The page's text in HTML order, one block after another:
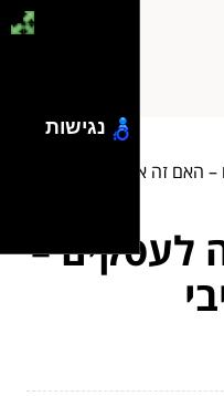
האם זה אפקטיבי
לעסקים –
נגישות